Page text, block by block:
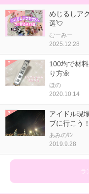
めじるしア
選💘
むーみー
2025.12.28
100均で材
り方🌼
ほの
2020.10.14
アイドル現
ブに行こう
あみのｻﾝ
2019.9.28